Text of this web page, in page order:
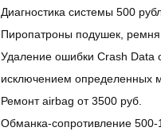
Диагностика системы 500
Пиропатроны подушек, ремня
Удаление ошибки Crash Data
исключением определенных
Ремонт airbag от 3500 руб.
Обманка-сопротивление 500-